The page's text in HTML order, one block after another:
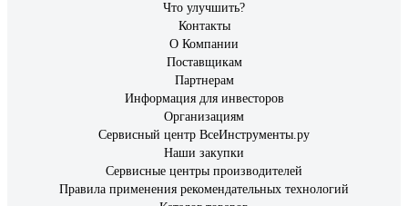
Что улучшить?
Контакты
О Компании
Поставщикам
Партнерам
Информация для инвесторов
Организациям
Сервисный центр ВсеИнструменты.ру
Наши закупки
Сервисные центры производителей
Правила применения рекомендательных технологий